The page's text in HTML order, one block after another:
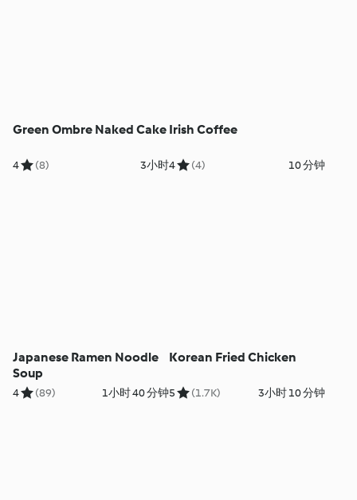
Green Ombre Naked Cake
4 (8) 3小时
Irish Coffee
4 (4) 10 分钟
Japanese Ramen Noodle
Soup
4 (89) 1小时 40 分钟
Korean Fried Chicken
5 (1.7K) 3小时 10 分钟